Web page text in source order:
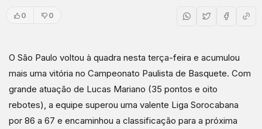
0 0
O São Paulo voltou à quadra nesta terça-feira e acumulou
mais uma vitória no Campeonato Paulista de Basquete. Com
grande atuação de Lucas Mariano (35 pontos e oito
rebotes), a equipe superou uma valente Liga Sorocabana
por 86 a 67 e encaminhou a classificação para a próxima